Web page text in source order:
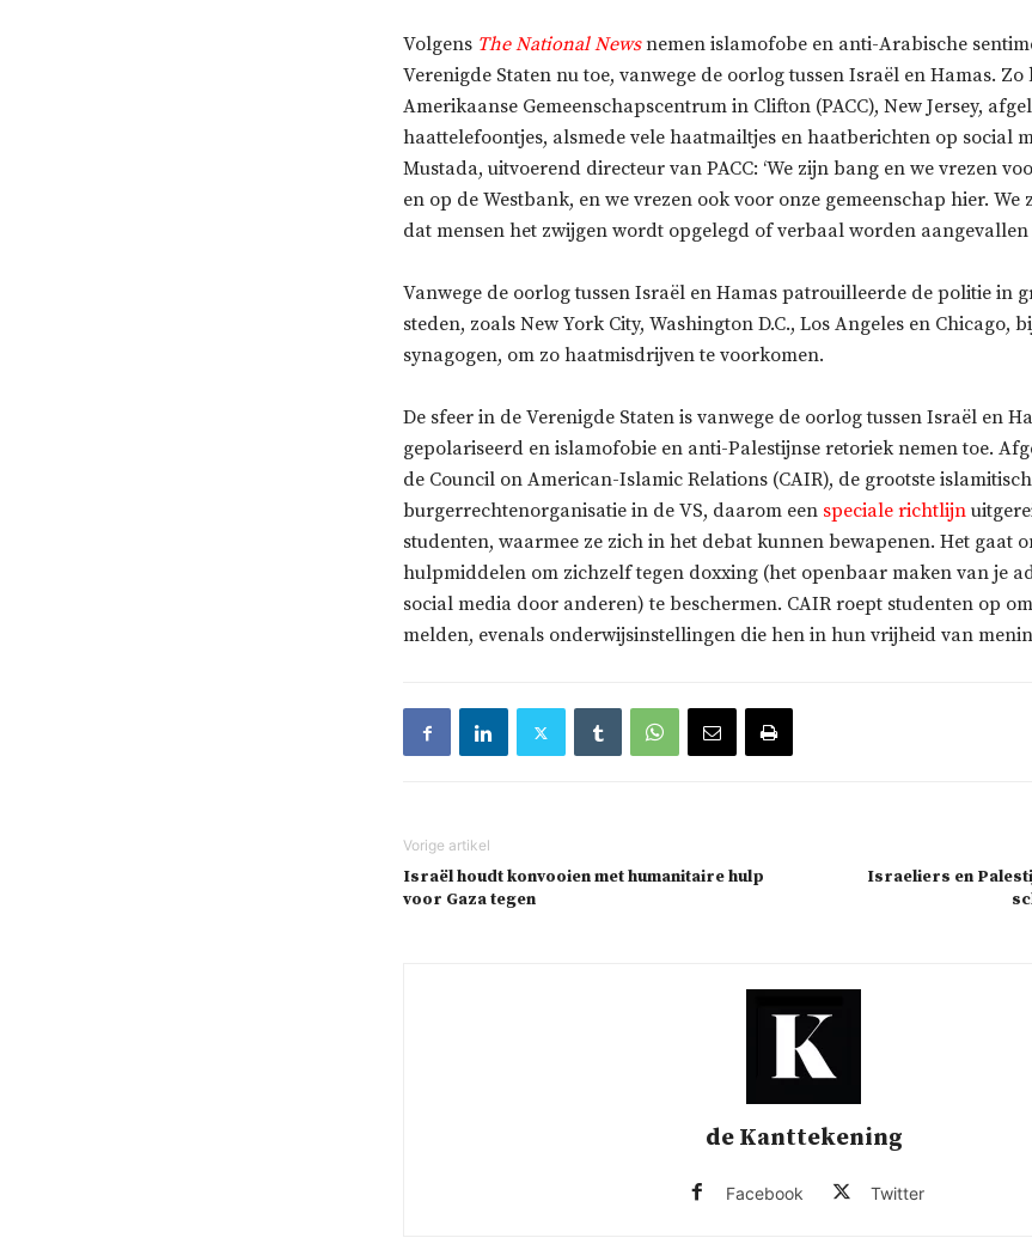
Volgens The National Newsnemen islamofobe en anti-Arabische
Verenigde Staten nu toe, vanwege de oorlog tussen Israël en Hamas. Zo
Amerikaanse Gemeenschapscentrum in Clifton (PACC), New Jersey,
haattelefoontjes, alsmede vele haatmailtjes en haatberichten op social
Mustada, uitvoerend directeur van PACC: ‘We zijn bang en we vrezen
en op de Westbank, en we vrezen ook voor onze gemeenschap hier. We
dat mensen het zwijgen wordt opgelegd of verbaal worden aangevallen
Vanwege de oorlog tussen Israël en Hamas patrouilleerde de politie in
steden, zoals New York City, Washington D.C., Los Angeles en Chicago,
synagogen, om zo haatmisdrijven te voorkomen.
De sfeer in de Verenigde Staten is vanwege de oorlog tussen Israël en
gepolariseerd en islamofobie en anti-Palestijnse retoriek nemen toe.
de Council on American-Islamic Relations (CAIR), de grootste
burgerrechtenorganisatie in de VS, daarom een speciale richtlijn
studenten, waarmee ze zich in het debat kunnen bewapenen. Het gaat
hulpmiddelen om zichzelf tegen doxxing (het openbaar maken van je
social media door anderen) te beschermen. CAIR roept studenten op
melden, evenals onderwijsinstellingen die hen in hun vrijheid van
Israël houdt konvooien met humanitaire hulp
voor Gaza tegen
Israeliers en
de Kanttekening
Facebook Twitter